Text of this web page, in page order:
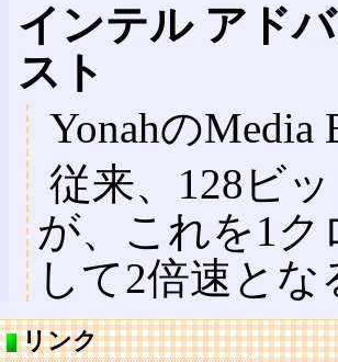
インテル アド
スト
YonahのMedia
従来、128ビ
が、これを1
して2倍速とな
リンク